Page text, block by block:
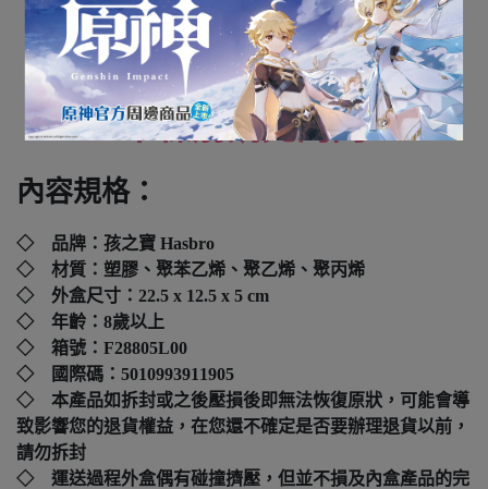
全新未拆封
下標前請先詢問
內容規格：
◇ 品牌：孩之寶 Hasbro
◇ 材質：塑膠、聚苯乙烯、聚乙烯、聚丙烯
◇ 外盒尺寸：22.5 x 12.5 x 5 cm
◇ 年齡：8歲以上
◇ 箱號：F28805L00
◇ 國際碼：5010993911905
◇ 本產品如拆封或之後壓損後即無法恢復原狀，可能會導
致影響您的退貨權益，在您還不確定是否要辦理退貨以前，
請勿拆封
◇ 運送過程外盒偶有碰撞擠壓，但並不損及內盒產品的完